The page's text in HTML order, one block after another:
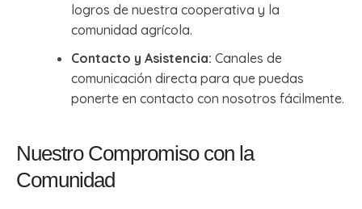
logros de nuestra cooperativa y la
comunidad agrícola.
Contacto y Asistencia: Canales de
comunicación directa para que puedas
ponerte en contacto con nosotros fácilmente.
Nuestro Compromiso con la
Comunidad